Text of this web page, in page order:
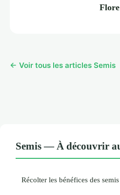
Flore
← Voir tous les articles Semis
Semis — À découvrir
Récolter les bénéfices des